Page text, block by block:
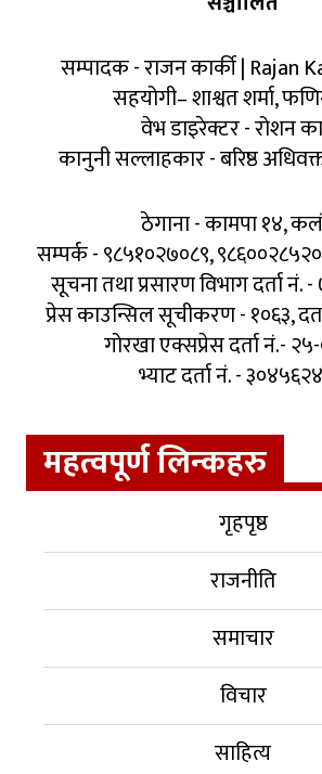
सम्पादक - राजन कार्की | Rajan
सहयोगी– शाश्वत शर्मा,
वेभ डाइरेक्टर - रोशन
कानुनी सल्लाहकार - बरिष्ठ
ठेगाना - कामपा १४,
सम्पर्क - ९८५१०२७०८९,
सूचना तथा प्रसारण विभाग दर्ता
प्रेस काउन्सिल सूचीकरण - १०६३,
गोरखा एक्सप्रेस दर्ता नं.-
भ्याट दर्ता नं. -
महत्वपूर्ण लिन्कहरु
गृहपृष्ठ
राजनीति
समाचार
विचार
साहित्य